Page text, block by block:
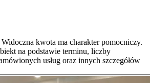
Widoczna kwota ma charakter pomocniczy.
na podstawie terminu, liczby
usług oraz innych szczegółów